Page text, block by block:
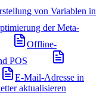
von Variablen in
der Meta-
Offline-
POS
E-Mail-Adresse in
aktualisieren